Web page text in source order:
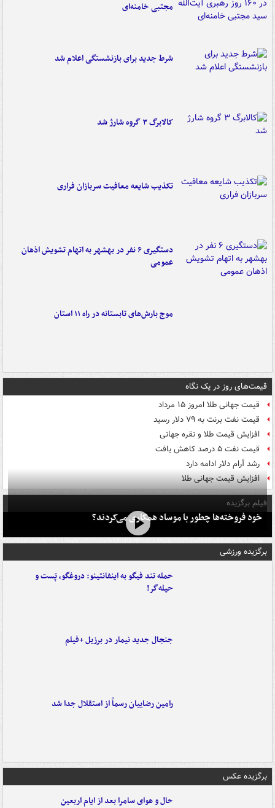
مجتبی خامنه‌ای
شرط جدید برای بازنشستگی اعلام شد
کالابرگ ۳ گروه شارژ شد
تکذیب شایعه معافیت سربازان فراری
دستگیری ۶ نفر در بهشهر به اتهام تشویش اذهان
عمومی
موج بارش‌های تابستانه در راه ۱۱ استان
قیمت‌های روز در یک نگاه
قیمت جهانی طلا امروز ۱۵ مرداد
قیمت نفت برنت به ۷۹ دلار رسید
افزایش قیمت طلا و نقره جهانی
قیمت نفت ۵ درصد کاهش یافت
رشد آرام دلار ادامه دارد
افزایش قیمت جهانی طلا
فیلم برگزیده
خود فروخته‌ها چطور با موساد همکاری می‌کردند؟
برگزیده ورزشی
حمله تند فیگو به اینفانتینو: دروغگو، پَست‌ و
حیله‌گر!
جنجال جدید نیمار در برزیل +فیلم
رامین رضاییان رسماً از استقلال جدا شد
برگزیده عکس
حال و هوای سامرا بعد از ایام اربعین